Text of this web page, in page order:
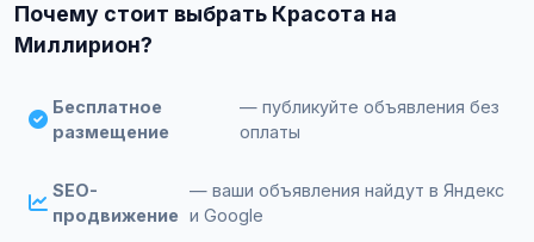
Почему стоит выбрать Красота на
Миллирион?
Бесплатное
размещение
— публикуйте объявления без
оплаты
SEO-
продвижение
— ваши объявления найдут в Яндекс
и Google